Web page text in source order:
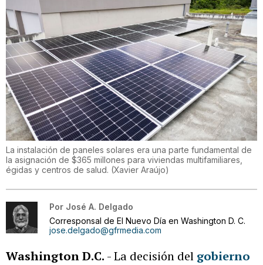
La instalación de paneles solares era una parte fundamental de
la asignación de $365 millones para viviendas multifamiliares,
égidas y centros de salud. (Xavier Araújo)
Por José A. Delgado
Corresponsal de El Nuevo Día en Washington D. C.
jose.delgado@gfrmedia.com
Washington D.C. - La decisión del gobierno